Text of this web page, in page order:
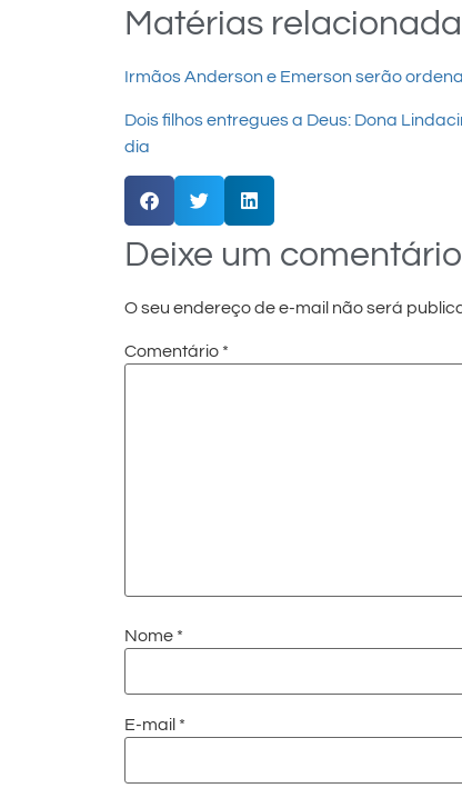
Matérias
Irmãos Anderson e Emerson serão
Dois filhos entregues a Deus: Dona
dia
Deixe um comentário
O seu endereço de e-mail não será
Comentário *
Nome *
E-mail *